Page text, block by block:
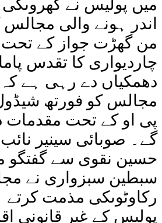
میں پولیس نے گھروںکی
اندر ہونے والی
من گھڑت جواز کے تحت
چاردیواری کا تقدس
دھمکیاں دے رہی ہے کہ
پی او کے تحت مقدمات
گے۔ صوبائی سینیر
حسین نقوی سے گفتگو
سبطین سبزواری نے
رکاوٹوںکی مذمت کرتے
پولیس کے غیر قانونی